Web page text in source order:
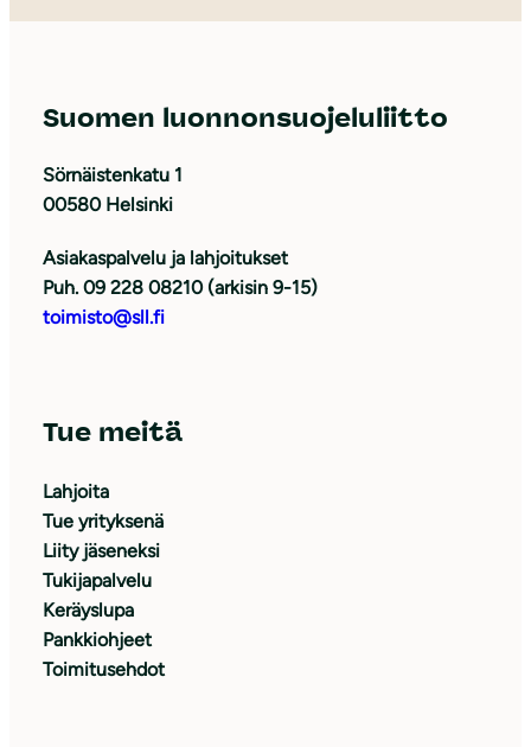
Suomen luonnonsuojeluliitto
Sörnäistenkatu 1
00580 Helsinki
Asiakaspalvelu ja lahjoitukset
Puh. 09 228 08210 (arkisin 9-15)
toimisto@sll.fi
Tue meitä
Lahjoita
Tue yrityksenä
Liity jäseneksi
Tukijapalvelu
Keräyslupa
Pankkiohjeet
Toimitusehdot